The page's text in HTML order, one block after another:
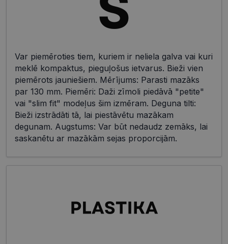
Var piemēroties tiem, kuriem ir neliela galva vai kuri
meklē kompaktus, pieguļošus ietvarus. Bieži vien
piemērots jauniešiem. Mērījums: Parasti mazāks
par 130 mm. Piemēri: Daži zīmoli piedāvā "petite"
vai "slim fit" modeļus šim izmēram. Deguna tilti:
Bieži izstrādāti tā, lai piestāvētu mazākam
degunam. Augstums: Var būt nedaudz zemāks, lai
saskanētu ar mazākām sejas proporcijām.